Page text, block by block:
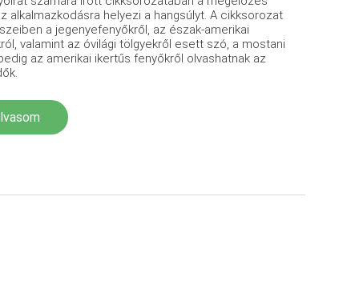
alkalmazkodásra helyezi a hangsúlyt. A cikksorozat
a jegenyefenyőkről, az észak-amerikai
valamint az óvilági tölgyekről esett szó, a mostani
az amerikai ikertűs fenyőkről olvashatnak az